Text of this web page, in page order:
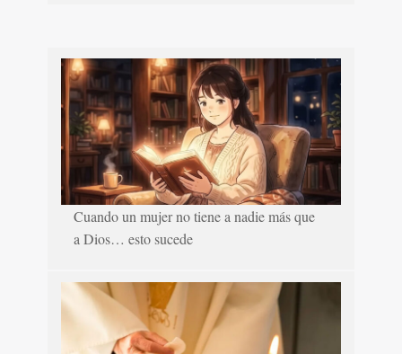
Cuando un mujer no tiene a nadie más que
a Dios… esto sucede